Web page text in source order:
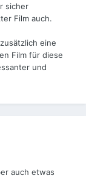
sicher
Film auch.
eine
Film für diese
und
auch etwas